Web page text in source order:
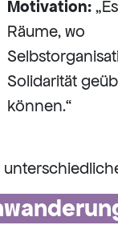
Motivation:
Räume, wo
Solidarität
können.“